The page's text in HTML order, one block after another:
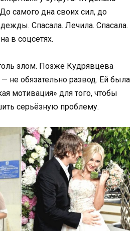
самого дна своих сил, до
Спасала. Лечила. Спасала.
в соцсетях.
злом. Позже Кудрявцева
— не обязательно развод. Ей была
мотивация» для того, чтобы
серьёзную проблему.